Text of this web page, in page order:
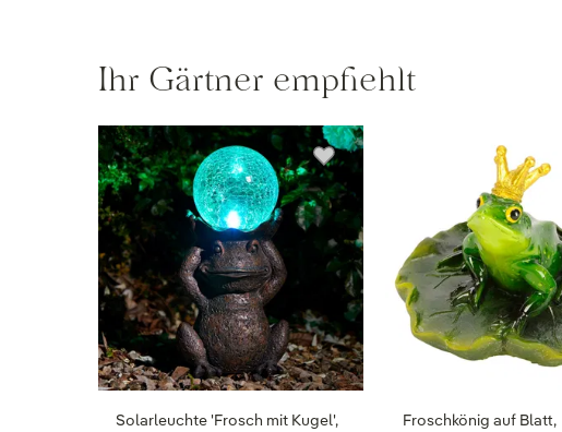
Ihr Gärtner empfiehlt
Solarleuchte 'Frosch mit Kugel',
Froschkönig auf Blatt,